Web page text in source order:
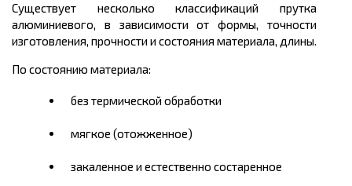
Существует несколько классификаций прутка
алюминиевого, в зависимости от формы, точности
изготовления, прочности и состояния материала, длины.
По состоянию материала:
без термической обработки
мягкое (отожженное)
закаленное и естественно состаренное